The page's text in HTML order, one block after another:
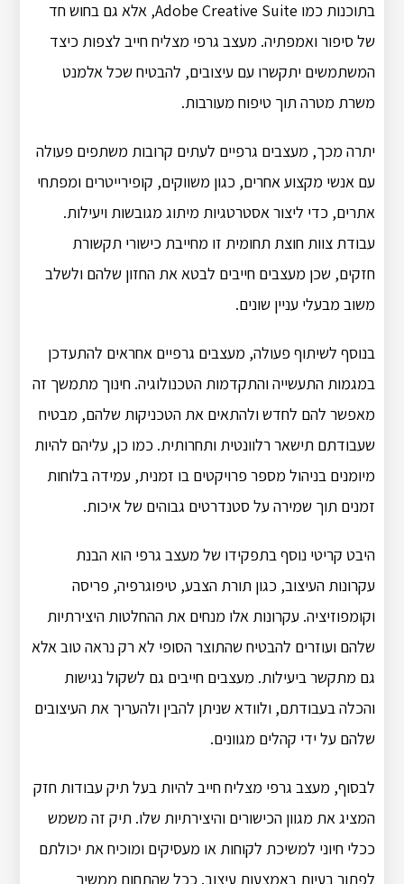
בתוכנות כמו Adobe Creative Suite, אלא גם בחוש חד
של סיפור ואמפתיה. מעצב גרפי מצליח חייב לצפות כיצד
המשתמשים יתקשרו עם עיצובים, להבטיח שכל אלמנט
משרת מטרה תוך טיפוח מעורבות.
יתרה מכך, מעצבים גרפיים לעתים קרובות משתפים פעולה
עם אנשי מקצוע אחרים, כגון משווקים, קופירייטרים ומפתחי
אתרים, כדי ליצור אסטרטגיות מיתוג מגובשות ויעילות.
עבודת צוות חוצת תחומית זו מחייבת כישורי תקשורת
חזקים, שכן מעצבים חייבים לבטא את החזון שלהם ולשלב
משוב מבעלי עניין שונים.
בנוסף לשיתוף פעולה, מעצבים גרפיים אחראים להתעדכן
במגמות התעשייה והתקדמות הטכנולוגיה. חינוך מתמשך זה
מאפשר להם לחדש ולהתאים את הטכניקות שלהם, מבטיח
שעבודתם תישאר רלוונטית ותחרותית. כמו כן, עליהם להיות
מיומנים בניהול מספר פרויקטים בו זמנית, עמידה בלוחות
זמנים תוך שמירה על סטנדרטים גבוהים של איכות.
היבט קריטי נוסף בתפקידו של מעצב גרפי הוא הבנת
עקרונות העיצוב, כגון תורת הצבע, טיפוגרפיה, פריסה
וקומפוזיציה. עקרונות אלו מנחים את ההחלטות היצירתיות
שלהם ועוזרים להבטיח שהתוצר הסופי לא רק נראה טוב אלא
גם מתקשר ביעילות. מעצבים חייבים גם לשקול נגישות
והכלה בעבודתם, ולוודא שניתן להבין ולהעריך את העיצובים
שלהם על ידי קהלים מגוונים.
לבסוף, מעצב גרפי מצליח חייב להיות בעל תיק עבודות חזק
המציג את מגוון הכישורים והיצירתיות שלו. תיק זה משמש
ככלי חיוני למשיכת לקוחות או מעסיקים ומוכיח את יכולתם
לפתור בעיות באמצעות עיצוב. ככל שהתחום ממשיך